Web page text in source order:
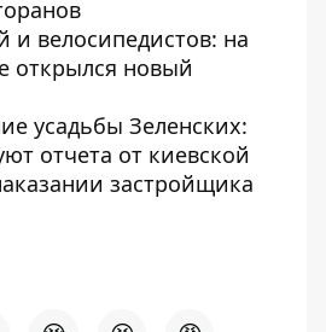
и велосипедистов: на
открылся новый
усадьбы Зеленских:
отчета от киевской
застройщика